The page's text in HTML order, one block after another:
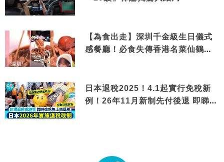
【為食出走】深圳千金級生日儀式
感餐廳！必食失傳香港名菜仙鶴神
日本退稅2025！4.1起實行免稅新
例！26年11月新制先付後退 即睇步